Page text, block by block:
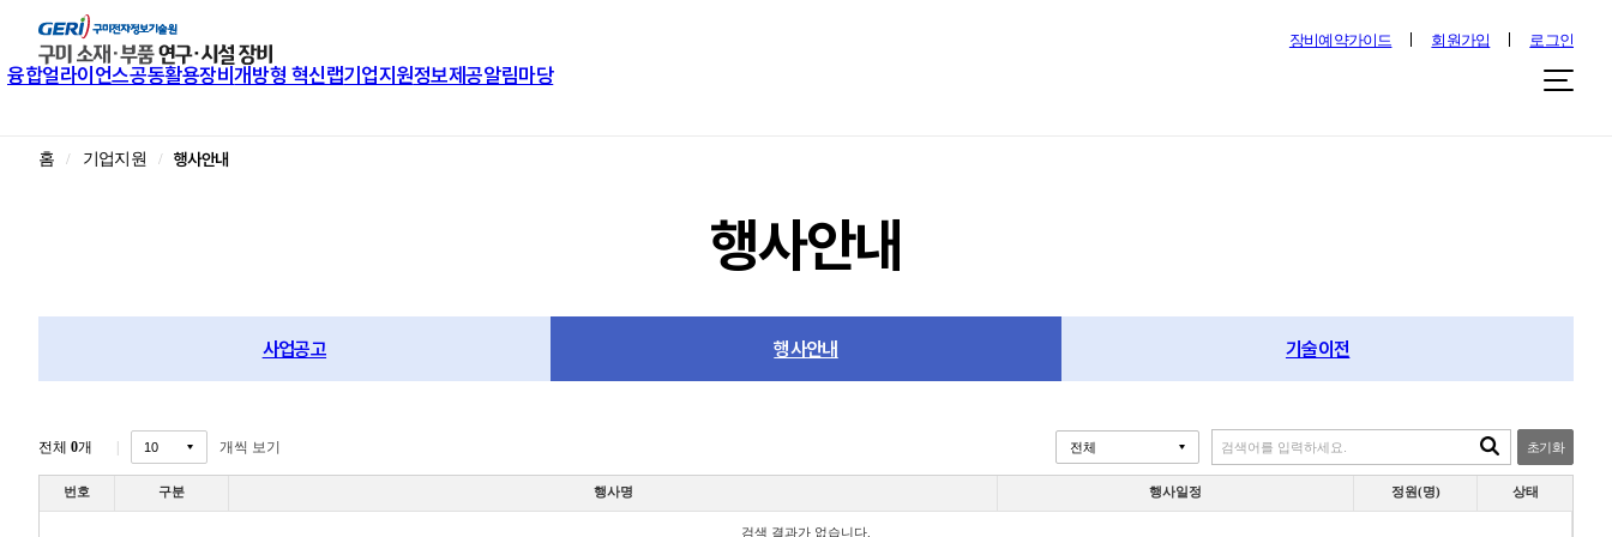
장비예약가이드 회원가입 로그인
융합얼라이언스공동활용장비개방형 혁신랩기업지원정보제공알림마당
홈 기업지원 행사안내
행사안내
사업공고 행사안내 기술이전
전체 0개 개씩 보기 초기화
번호 구분 행사명 행사일정 정원(명) 상태
검색 결과가 없습니다.